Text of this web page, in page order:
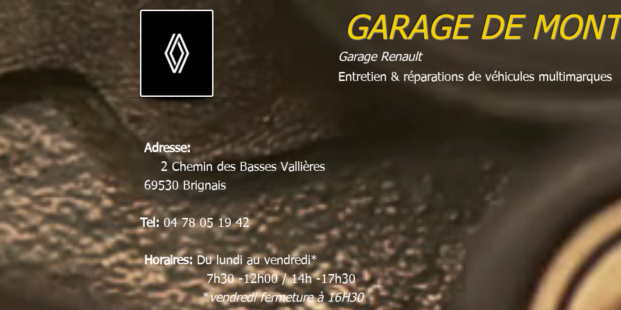
GARAGE DE
Garage Renault
Entretien & réparations de véhicules multimarques
Adresse:
2 Chemin des Basses Vallières
69530 Brignais
Tel: 04 78 05 19 42
Horaires: Du lundi au vendredi*
7h30 -12h00 / 14h -17h30
*vendredi fermeture à 16H30